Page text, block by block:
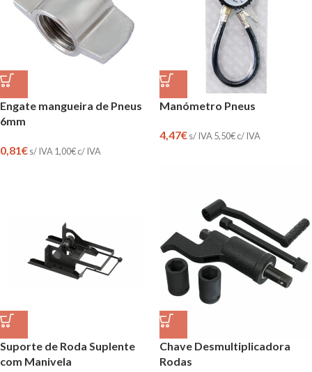
Engate mangueira de Pneus
6mm
0,81€s/ IVA 1,00€c/ IVA
Manómetro Pneus
4,47€s/ IVA 5,50€c/ IVA
Suporte de Roda Suplente
com Manivela
Chave Desmultiplicadora
Rodas